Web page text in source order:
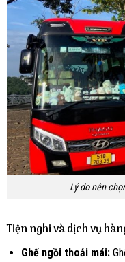
Lý do nên
Tiện nghi và dịch vụ
Ghế ngồi thoải mái: